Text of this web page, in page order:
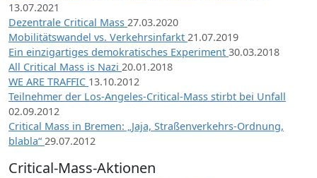
13.07.2021
Dezentrale Critical Mass 27.03.2020
Mobilitätswandel vs. Verkehrsinfarkt 21.07.2019
Ein einzigartiges demokratisches Experiment 30.03.2018
All Critical Mass is Nazi 20.01.2018
WE ARE TRAFFIC 13.10.2012
Teilnehmer der Los-Angeles-Critical-Mass stirbt bei Unfall
02.09.2012
Critical Mass in Bremen: „Jaja, Straßenverkehrs-Ordnung,
blabla“ 29.07.2012
Critical-Mass-Aktionen